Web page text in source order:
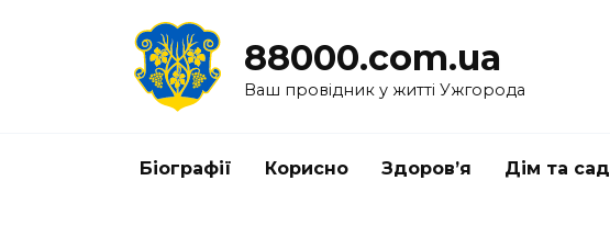
88000.com.ua
Ваш провідник у житті Ужгорода
Біографії Корисно Здоров’я Дім та сад